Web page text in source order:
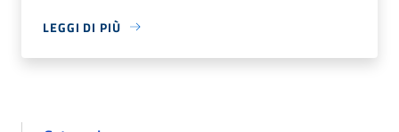
LEGGI DI PIÙ